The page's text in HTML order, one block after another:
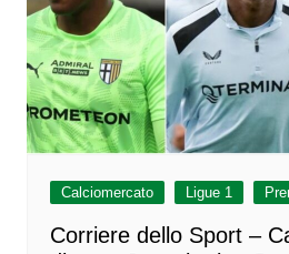
Calciomercato Ligue 1
Corriere dello Sport –